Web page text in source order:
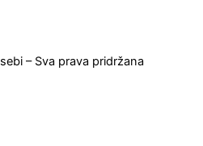
– Sva prava pridržana